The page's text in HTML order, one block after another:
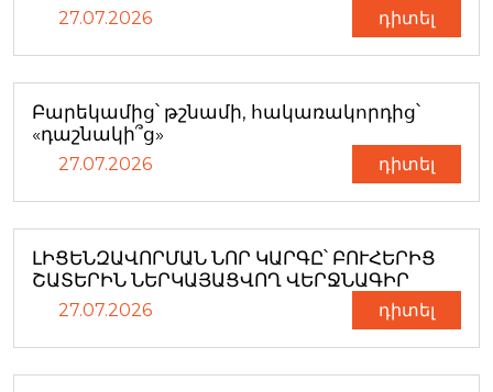
27.07.2026 դիտել
Բարեկամից՝ թշնամի, հակառակորդից՝
«դաշնակի՞ց»
27.07.2026 դիտել
ԼԻՑԵՆԶԱՎՈՐՄԱՆ ՆՈՐ ԿԱՐԳԸ՝ ԲՈՒՀԵՐԻՑ
ՇԱՏԵՐԻՆ ՆԵՐԿԱՅԱՑՎՈՂ ՎԵՐՋՆԱԳԻՐ
27.07.2026 դիտել